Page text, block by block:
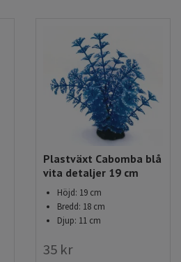
Plastväxt Cabomba blå
vita detaljer 19 cm
Höjd: 19 cm
Bredd: 18 cm
Djup: 11 cm
35 kr